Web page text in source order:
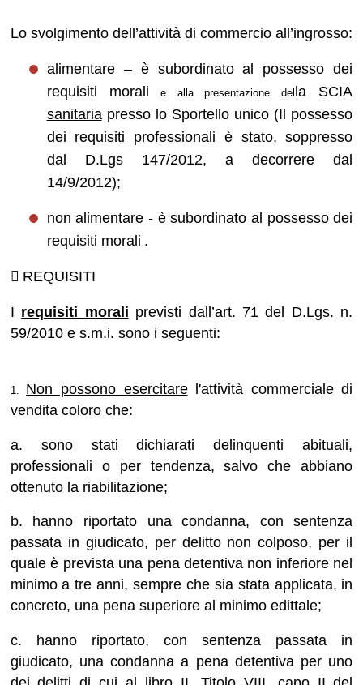
Lo svolgimento dell’attività di commercio all’ingrosso:
alimentare – è subordinato al possesso dei
requisiti morali e alla presentazione della SCIA
sanitariapresso lo Sportello unico (Il possesso
dei requisiti professionali è stato, soppresso
dal D.Lgs 147/2012, a decorrere dal
14/9/2012);
non alimentare - è subordinato al possesso dei
requisiti morali .
 REQUISITI
I requisiti morali previsti dall’art. 71 del D.Lgs. n.
59/2010 e s.m.i. sono i seguenti:
1. Non possono esercitarel'attività commerciale di
vendita coloro che:
a. sono stati dichiarati delinquenti abituali,
professionali o per tendenza, salvo che abbiano
ottenuto la riabilitazione;
b. hanno riportato una condanna, con sentenza
passata in giudicato, per delitto non colposo, per il
quale è prevista una pena detentiva non inferiore nel
minimo a tre anni, sempre che sia stata applicata, in
concreto, una pena superiore al minimo edittale;
c. hanno riportato, con sentenza passata in
giudicato, una condanna a pena detentiva per uno